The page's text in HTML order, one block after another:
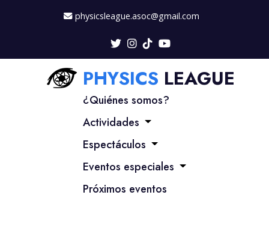
physicsleague.asoc@gmail.com
PHYSICS LEAGUE
¿Quiénes somos?
Actividades
Espectáculos
Eventos especiales
Próximos eventos